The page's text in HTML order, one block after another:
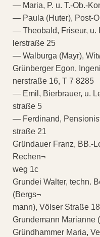
— Maria, P. u. T.-Ob.-
— Paula (Huter), Post-
— Theobald, Friseur, u.
lerstraße 25
— Walburga (Mayr),
Grünberger Egon,
nerstraße 16, T 7 8285
— Emil, Bierbrauer, u.
straße 5
— Ferdinand,
straße 21
Gründauer Franz, BB.-
Rechen¬
weg 1c
Grundei Walter, techn.
(Bergs¬
mann), Völser Straße
Grundemann Marianne
Gründhammer Maria,